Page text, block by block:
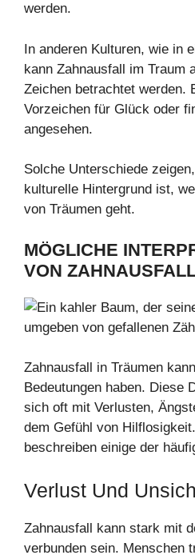
werden.
In anderen Kulturen, wie in
kann Zahnausfall im Traum
Zeichen betrachtet werden.
Vorzeichen für Glück oder
angesehen.
Solche Unterschiede
kulturelle Hintergrund ist,
von Träumen geht.
MÖGLICHE
VON
Zahnausfall in Träumen
Bedeutungen haben. Diese
sich oft mit Verlusten,
dem Gefühl von
beschreiben einige der
Verlust Und
Zahnausfall kann stark mit
verbunden sein. Menschen